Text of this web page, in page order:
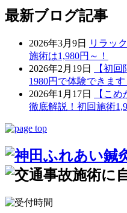
最新ブログ記事
2026年3月9日
リラッ
施術は1,980円～！
2026年2月19日
【初
1980円で体験できます
2026年1月17日
【こ
徹底解説！初回施術